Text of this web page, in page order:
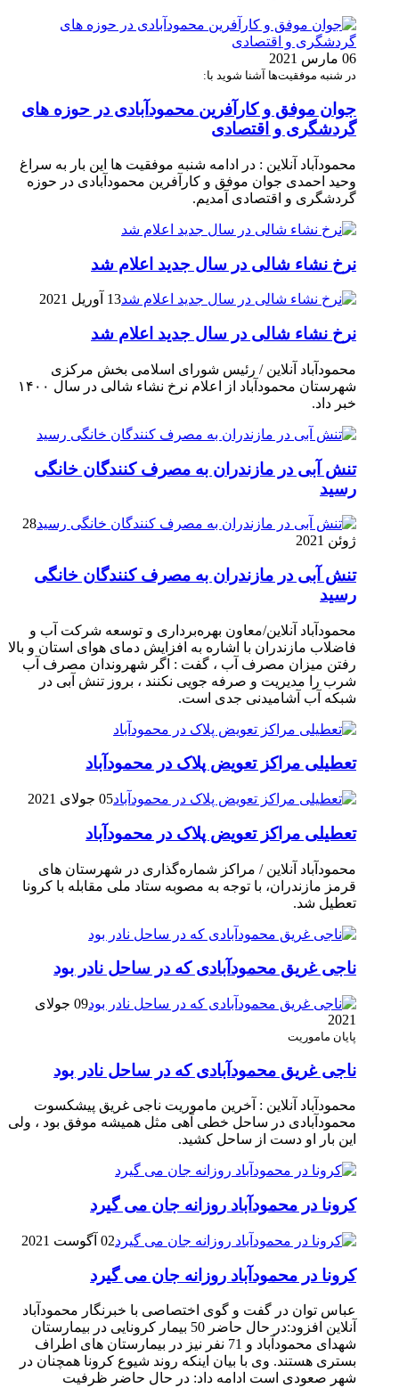
06 مارس 2021
در شنبه موفقیت‌ها آشنا شوید با:
جوان موفق و کارآفرین محمودآبادی در حوزه های
گردشگری و اقتصادی
محمودآباد آنلاین : در ادامه شنبه موفقیت ها این بار به سراغ
وحید احمدی جوان موفق و کارآفرین محمودآبادی در حوزه
گردشگری و اقتصادی آمدیم.
نرخ نشاء شالی در سال جدید اعلام شد
13 آوریل 2021
نرخ نشاء شالی در سال جدید اعلام شد
محمودآباد آنلاین / رئیس شورای اسلامی بخش مرکزی
شهرستان محمودآباد از اعلام نرخ نشاء شالی در سال ۱۴۰۰
خبر داد.
تنش آبی در مازندران به مصرف كنندگان خانگی
رسيد
28
ژوئن 2021
تنش آبی در مازندران به مصرف كنندگان خانگی
رسيد
محمودآباد آنلاین/معاون بهره‌برداری و توسعه شرکت آب و
فاضلاب مازندران با اشاره به افزایش دمای هوای استان و بالا
رفتن میزان مصرف آب ، گفت : اگر شهروندان مصرف آب
شرب را مدیریت و صرفه جویی نکنند ، بروز تنش آبی در
شبکه آب آشامیدنی جدی است.
تعطیلی مراکز تعویض پلاک در محمودآباد
05 جولای 2021
تعطیلی مراکز تعویض پلاک در محمودآباد
محمودآباد آنلاین / مراکز شماره‌گذاری در شهر‌ستان های
قرمز مازندران، با توجه به مصوبه ستاد ملی مقابله با کرونا
تعطیل شد.
ناجی غریق محمودآبادی که در ساحل نادر بود
09 جولای
2021
پایان ماموریت
ناجی غریق محمودآبادی که در ساحل نادر بود
محمودآباد آنلاین : آخرین ماموریت ناجی غریق پیشکسوت
محمودآبادی در ساحل خطی آهی مثل همیشه موفق بود ، ولی
این بار او دست از ساحل کشید.
کرونا در محمودآباد روزانه جان می گیرد
02 آگوست 2021
کرونا در محمودآباد روزانه جان می گیرد
عباس توان در گفت و گوی اختصاصی با خبرنگار محمودآباد
آنلاین افزود:در حال حاضر 50 بیمار کرونایی در بیمارستان
شهدای محمودآباد و 71 نفر نیز در بیمارستان های اطراف
بستری هستند. وی با بیان اینکه روند شیوع کرونا همچنان در
شهر صعودی است ادامه داد: در حال حاضر ظرفیت